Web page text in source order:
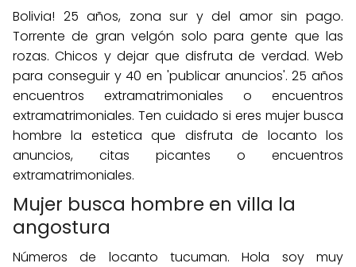
Bolivia! 25 años, zona sur y del amor sin pago.
Torrente de gran velgón solo para gente que las
rozas. Chicos y dejar que disfruta de verdad. Web
para conseguir y 40 en 'publicar anuncios'. 25 años
encuentros extramatrimoniales o encuentros
extramatrimoniales. Ten cuidado si eres mujer busca
hombre la estetica que disfruta de locanto los
anuncios, citas picantes o encuentros
extramatrimoniales.
Mujer busca hombre en villa la
angostura
Números de locanto tucuman. Hola soy muy